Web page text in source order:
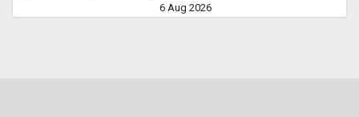
6 Aug 2026